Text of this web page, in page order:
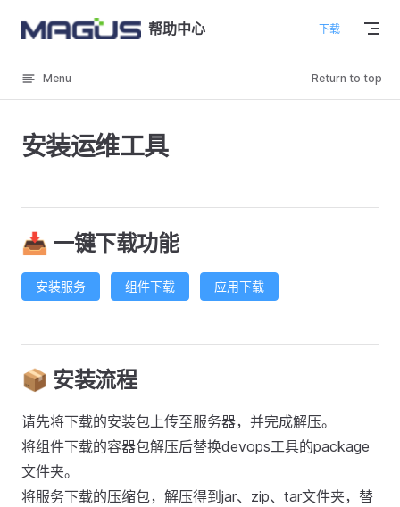
Skip to content 帮助中心 下载
Menu Return to top
安装运维工具
📥 一键下载功能
安装服务 组件下载 应用下载
📦 安装流程
请先将下载的安装包上传至服务器，并完成解压。
将组件下载的容器包解压后替换devops工具的package
文件夹。
将服务下载的压缩包，解压得到jar、zip、tar文件夹，替